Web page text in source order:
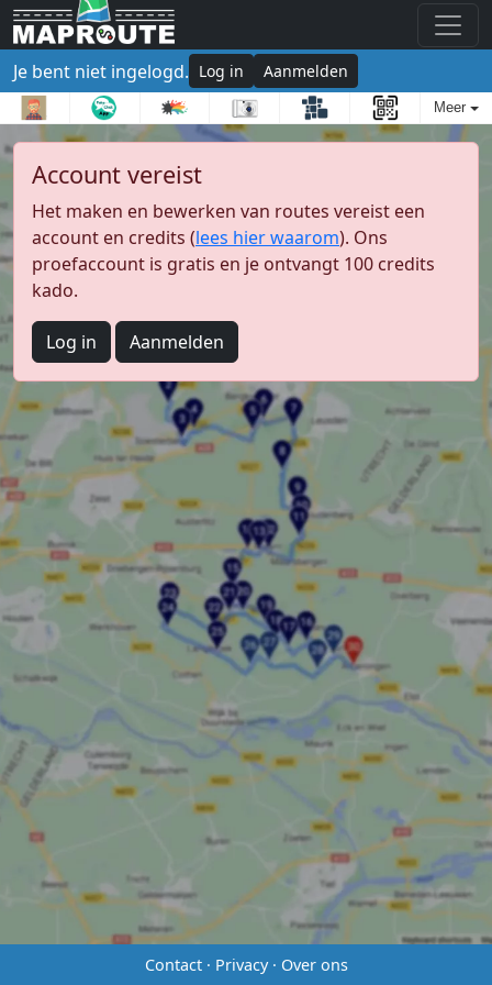
Je bent niet ingelogd. Log in Aanmelden
Meer
Account vereist
Het maken en bewerken van routes vereist een
account en credits (lees hier waarom). Ons
proefaccount is gratis en je ontvangt 100 credits
kado.
Log in Aanmelden
Contact· Privacy· Over ons